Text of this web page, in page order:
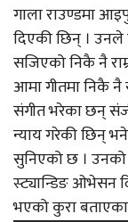
गाला राउण्डमा
दिएकी छिन् ।
सजिएको निकै नै
आमा गीतमा निकै
संगीत भरेका छन्
न्याय गरेकी छिन्
सुनिएको छ । उनको
स्ट्यान्डिङ ओभेसन
भएको कुरा बताएका